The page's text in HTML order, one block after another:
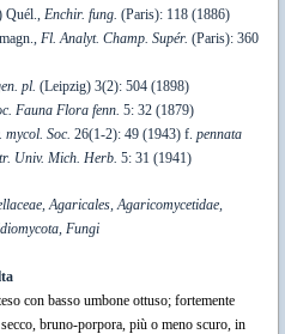
Quél., Enchir. fung. (Paris): 118 (1886)
Fl. Analyt. Champ. Supér. (Paris): 360
pl. (Leipzig) 3(2): 504 (1898)
Fauna Flora fenn. 5: 32 (1879)
mycol. Soc. 26(1-2): 49 (1943) f. pennata
Univ. Mich. Herb. 5: 31 (1941)
Agaricales, Agaricomycetidae,
Fungi
con basso umbone ottuso; fortemente
bruno-porpora, più o meno scuro, in